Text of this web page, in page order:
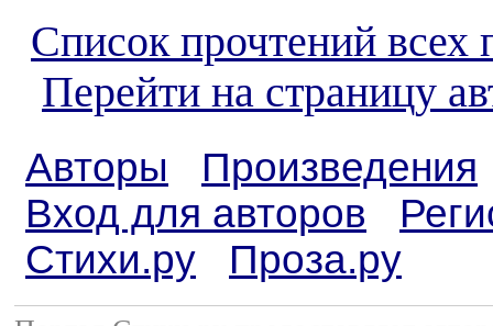
Список прочтений всех
Перейти на страницу
Авторы
Произведения
Вход для авторов
Стихи.ру
Проза.ру